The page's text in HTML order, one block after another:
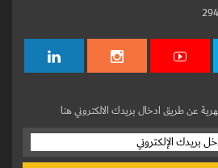
عن طريق ادخال بريدك الالكتروني هنا